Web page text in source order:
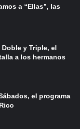
a “Ellas”, las
y Triple, el
a los hermanos
el programa